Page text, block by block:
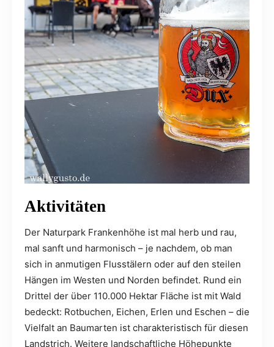
Aktivitäten
Der Naturpark Frankenhöhe ist mal herb und rau,
mal sanft und harmonisch – je nachdem, ob man
sich in anmutigen Flusstälern oder auf den steilen
Hängen im Westen und Norden befindet. Rund ein
Drittel der über 110.000 Hektar Fläche ist mit Wald
bedeckt: Rotbuchen, Eichen, Erlen und Eschen – die
Vielfalt an Baumarten ist charakteristisch für diesen
Landstrich. Weitere landschaftliche Höhepunkte